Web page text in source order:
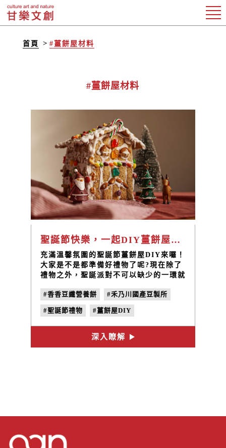
首頁 #薑餅屋材料
#薑餅屋材料
聖誕節快樂，一起DIY薑餅屋蓋「香香豆纖營養餅聖誕小屋」
充滿溫馨氛圍的聖誕節薑餅屋DIY來囉！
大家是不是都準備好禮物了呢?現在除了
禮物之外，聖誕派對不可以缺少的一環就
要帶著大家用大人小孩都喜愛的「香香豆
纖營養餅」來製作薑餅屋，現在捲起袖子
一起動手做做看吧！
#香香豆纖營養餅 #禾乃川國產豆製所
#聖誕節禮物 #薑餅屋DIY
#薑餅屋材料 #薑餅屋製作教學
深入瞭解